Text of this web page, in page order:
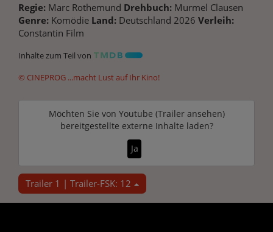
Regie: Marc Rothemund Drehbuch: Murmel Clausen
Genre: Komödie Land: Deutschland 2026 Verleih:
Constantin Film
Inhalte zum Teil von
© CINEPROG ...macht Lust auf Ihr Kino!
Möchten Sie von Youtube (Trailer ansehen)
bereitgestellte externe Inhalte laden?
Ja
Trailer 1 | Trailer-FSK: 12